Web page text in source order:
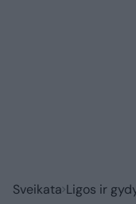
Sveikata Ligos ir